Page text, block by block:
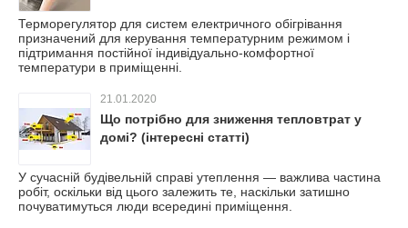
Терморегулятор для систем електричного обігрівання
призначений для керування температурним режимом і
підтримання постійної індивідуально-комфортної
температури в приміщенні.
21.01.2020
Що потрібно для зниження тепловтрат у
домі? (інтересні статті)
У сучасній будівельній справі утеплення — важлива частина
робіт, оскільки від цього залежить те, наскільки затишно
почуватимуться люди всередині приміщення.